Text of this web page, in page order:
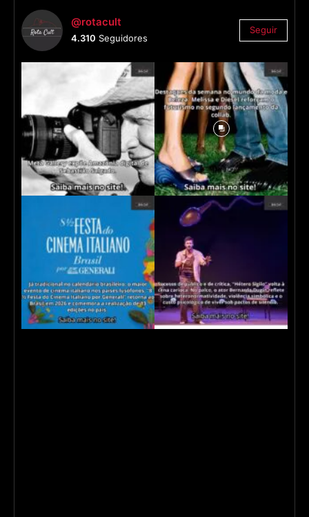
@rotacult
4.310 Seguidores
Seguir